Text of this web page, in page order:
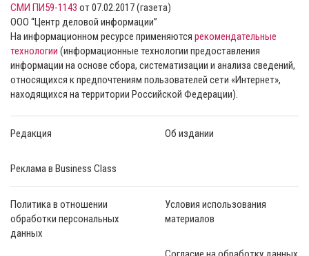
СМИ ПИ59-1143 от 07.02.2017 (газета)
ООО “Центр деловой информации”
На информационном ресурсе применяются рекомендательные
технологии (информационные технологии предоставления
информации на основе сбора, систематизации и анализа сведений,
относящихся к предпочтениям пользователей сети «Интернет»,
находящихся на территории Российской Федерации).
Редакция Об издании
Реклама в Business Class
Политика в отношении
обработки персональных
данных
Условия использования
материалов